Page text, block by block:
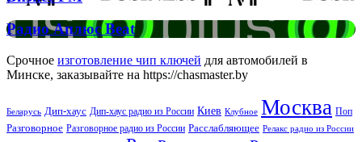
Радио
Аплюс
Beat
Радио Аплюс Beat
Срочное изготовление чип ключей для автомобилей в
Минске, заказывайте на https://chasmaster.by
Беларусь Дип-хаус Дип-хаус радио из России Киев Клубное Москва Поп
Разговорное Разговорное радио из России Расслабляющее Релакс радио из России